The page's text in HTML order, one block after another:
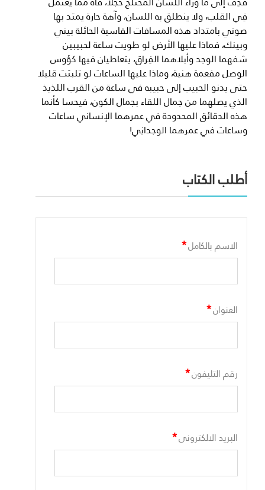
فِي القلب، ولا ينطلق به اللسان، وآهة حارة يمتد بها
صوتي بامتداد هذه المسافات القاسية الحائلة بيني
وبينك، فماذا عليها الأرض لو طويت ساعة لحبيبين
شفهما الوجد وأبلاهما الفِراق، يتعاطيان فيها كؤوس
الوصل مفعمة هنية، وماذا عليها الساعات لو تلبثت قليلا
حتى يدنو الحبيب إلى حبيبه في ساعة من القرب اللذيذ
الذي يصلهما من جمال اللقاء بجمال الكون، فيحسا كأنما
هذه الدقائق المحدودة في عمرهما الإنساني ساعات
وساعات في عمرهما الوجدانِي!
أطلب الكتاب
الاسم بالكامل*
العنوان*
رقم التليفون*
البريد الالكترونى*